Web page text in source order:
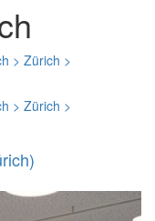
> Zürich >
> Zürich >